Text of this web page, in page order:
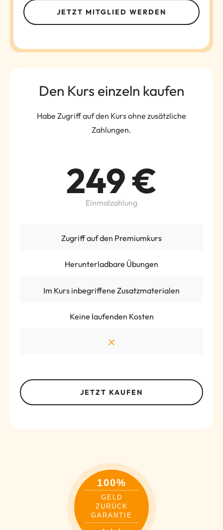
JETZT MITGLIED WERDEN
Den Kurs einzeln kaufen
Habe Zugriff auf den Kurs ohne zusätzliche
Zahlungen.
249 €
Einmalzahlung
Zugriff auf den Premiumkurs
Herunterladbare Übungen
Im Kurs inbegriffene Zusatzmaterialen
Keine laufenden Kosten
JETZT KAUFEN
100%
GELD
ZURÜCK
GARANTIE